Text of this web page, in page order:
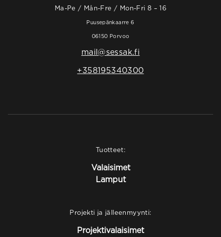
Ma-Pe / Mån-Fre / Mon-Fri 8 – 16
Puusepänkaarre 6
06150 Porvoo
mail@sessak.fi
+358195340300
Tuotteet:
Valaisimet
Lamput
Projekti ja jälleenmyynti:
Projektivalaisimet